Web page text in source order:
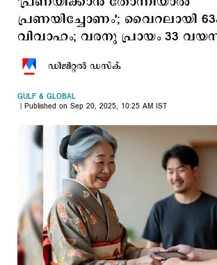
പ്രണയിച്ചോണം'; വൈറലായി
വിവാഹം; വരനു പ്രായം 33
ഡിജിറ്റല്‍ ഡസ്ക്
GULF & GLOBAL
Published on Sep 20, 2025, 10:25 AM IST